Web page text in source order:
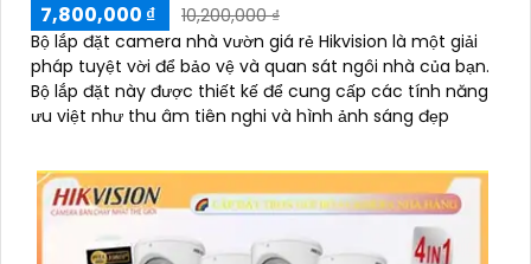
7,800,000 ₫
10,200,000 ₫
Bộ lắp đặt camera nhà vườn giá rẻ Hikvision là một giải
pháp tuyệt vời để bảo vệ và quan sát ngôi nhà của bạn.
Bộ lắp đặt này được thiết kế để cung cấp các tính năng
ưu việt như thu âm tiên nghi và hình ảnh sáng đẹp